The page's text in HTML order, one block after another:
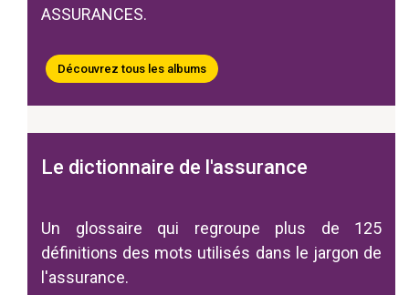
ASSURANCES.
Découvrez tous les albums
Le dictionnaire de l'assurance
Un glossaire qui regroupe plus de 125
définitions des mots utilisés dans le jargon de
l'assurance.